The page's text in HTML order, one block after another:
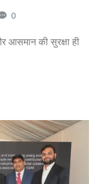
0
आसमान की सुरक्षा ही